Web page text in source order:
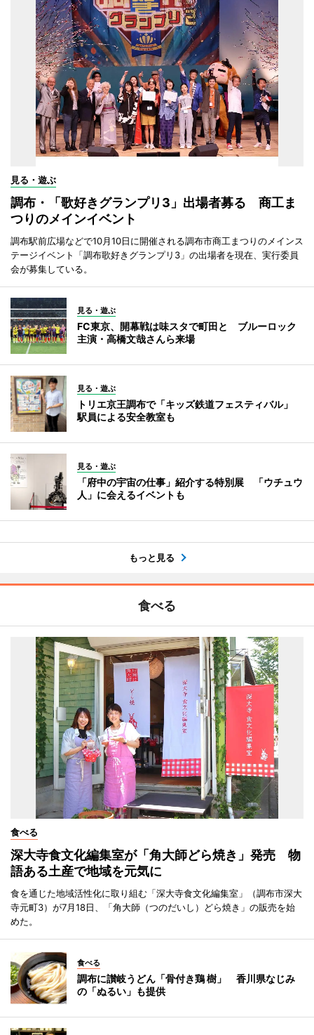
見る・遊ぶ
調布・「歌好きグランプリ3」出場者募る 商工ま
つりのメインイベント
調布駅前広場などで10月10日に開催される調布市商工まつりのメインス
テージイベント「調布歌好きグランプリ3」の出場者を現在、実行委員
会が募集している。
見る・遊ぶ
FC東京、開幕戦は味スタで町田と ブルーロック
主演・高橋文哉さんら来場
見る・遊ぶ
トリエ京王調布で「キッズ鉄道フェスティバル」
駅員による安全教室も
見る・遊ぶ
「府中の宇宙の仕事」紹介する特別展 「ウチュウ
人」に会えるイベントも
もっと見る
食べる
食べる
深大寺食文化編集室が「角大師どら焼き」発売 物
語ある土産で地域を元気に
食を通じた地域活性化に取り組む「深大寺食文化編集室」（調布市深大
寺元町3）が7月18日、「角大師（つのだいし）どら焼き」の販売を始
めた。
食べる
調布に讃岐うどん「骨付き鶏 樹」 香川県なじみ
の「ぬるい」も提供